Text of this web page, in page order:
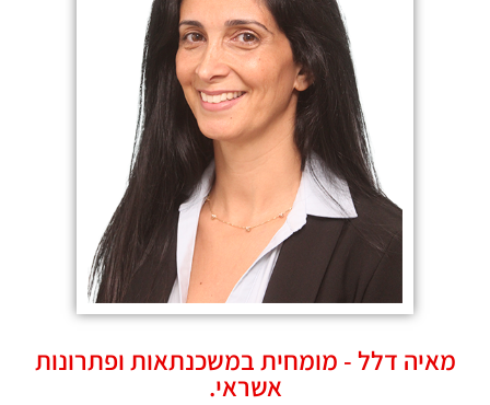
מאיה דלל - מומחית במשכנתאות ופתרונות
אשראי.